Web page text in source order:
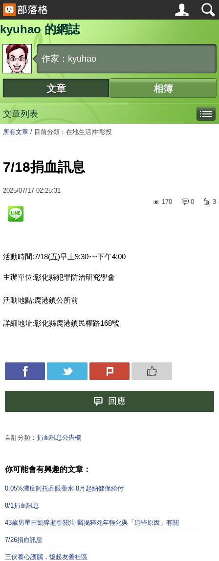
kyuhao 的網誌
作家：kyuhao
文章 相簿
文章列表
所有文章 / 目前分類：在地生活|中彰投
7/18捐血訊息
2025/07/17 02:25:31
170
0 3
活動時間:7/18(五)早上9:30~~下午4:00
主辦單位:彰化縣犯罪防治研究學會
活動地點:鹿港鎮公所前
詳細地址:彰化縣鹿港鎮民權路168號
回應
自訂分類： 捐血訊息公告欄
你可能會有興趣的文章：
0.05%濃度阿托品眼藥水 8月起納健保給付
8/1捐血訊息
43歲男星王凱猝逝引關注 醫揭猝死年輕化與「這些原因」有關
7/26捐血訊息
三伏養心護腦，憶起友善社區